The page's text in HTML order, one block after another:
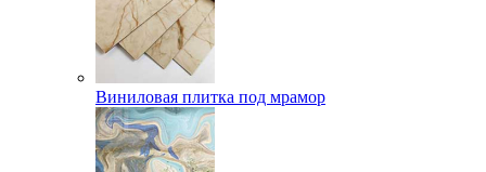
Виниловая плитка под мрамор